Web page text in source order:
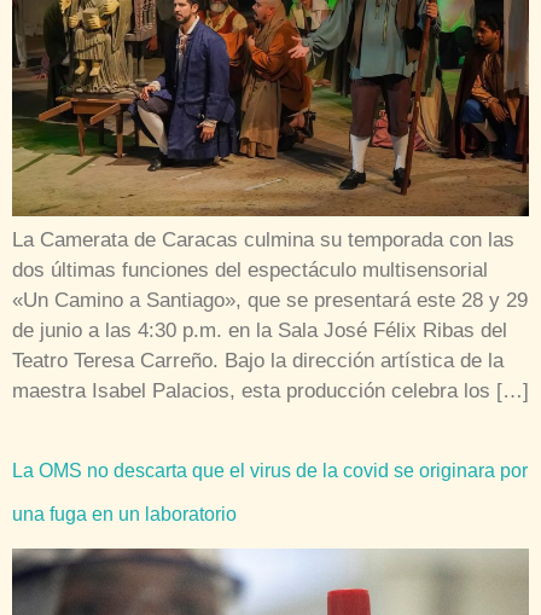
La Camerata de Caracas culmina su temporada con las
dos últimas funciones del espectáculo multisensorial
«Un Camino a Santiago», que se presentará este 28 y 29
de junio a las 4:30 p.m. en la Sala José Félix Ribas del
Teatro Teresa Carreño. Bajo la dirección artística de la
maestra Isabel Palacios, esta producción celebra los […]
La OMS no descarta que el virus de la covid se originara por
una fuga en un laboratorio